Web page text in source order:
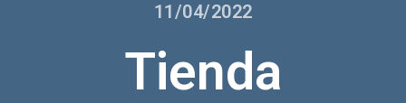
11/04/2022
Tienda